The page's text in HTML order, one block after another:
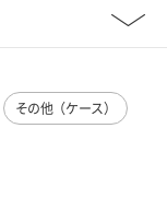
その他（ケース）